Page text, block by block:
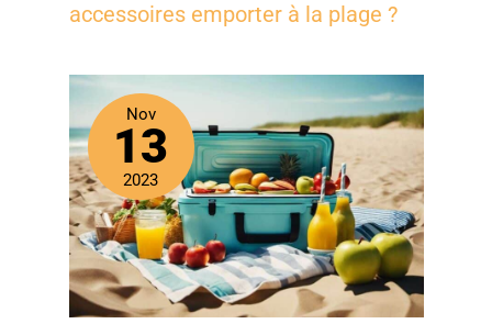
accessoires emporter à la plage ?
Nov
13
2023